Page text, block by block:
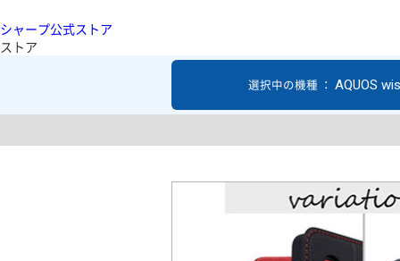
シャープ公式ストア
ストア
選択中の機種 ： AQUOS